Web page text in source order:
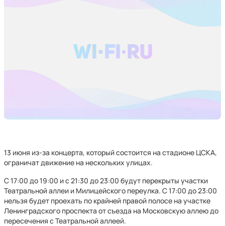
13 июня из-за концерта, который состоится на стадионе ЦСКА,
ограничат движение на нескольких улицах.
С 17:00 до 19:00 и с 21:30 до 23:00 будут перекрыты участки
Театральной аллеи и Милицейского переулка. С 17:00 до 23:00
нельзя будет проехать по крайней правой полосе на участке
Ленинградского проспекта от съезда на Московскую аллею до
пересечения с Театральной аллеей.